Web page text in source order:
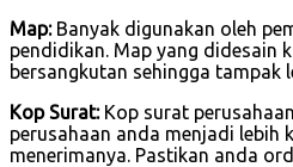
Map:Banyak digunakan oleh
pendidikan. Map yang didesain
bersangkutan sehingga tampak
Kop Surat:Kop surat
perusahaan anda menjadi lebih
menerimanya. Pastikan anda